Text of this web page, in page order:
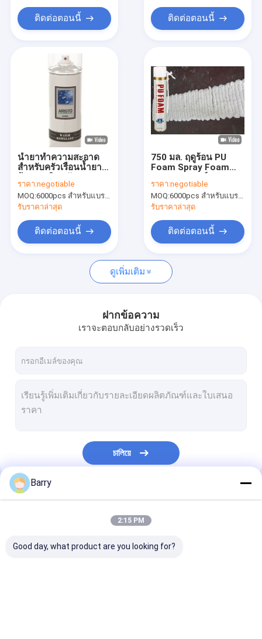
สินค้า
เกี่ยวกับเรา
การควบคุมคุณภาพ
News
ผ้าพ่นสี
สีสเปรย์ทำเครื่องหมาย
ปากกามาร์กเกอร์
สเปรย์ทำความสะอาดรถยนต์
สเปรย์ทำความสะอาดไฟฟ้า
ทำความสะอาดในครัวเรือน
ติดต่อตอนนี้ ติดต่อตอนนี้
น้ำยาทำความสะอาด
สำหรับครัวเรือนน้ำยา
ราคา:negotiable
MOQ:6000pcs สำหรับแบรนด์ Aristo, 15000 ชิ้นสำหรับแบรนด์ลูกค้า
รับราคาล่าสุด
ติดต่อตอนนี้
750 มล. ฤดูร้อน PU
Foam Spray Foam
Foam Can-One
ราคา:negotiable
MOQ:6000pcs สำหรับแบรนด์ Aristo, 15000 ชิ้นสำหรับแบรนด์ลูกค้า
รับราคาล่าสุด
ติดต่อตอนนี้
ดูเพิ่มเติม
ฝากข้อความ
เราจะตอบกลับอย่างรวดเร็ว
চালিয়ে
หมวดหมู่ของเรา
Barry
2:15 PM
Good day, what product are you looking for?